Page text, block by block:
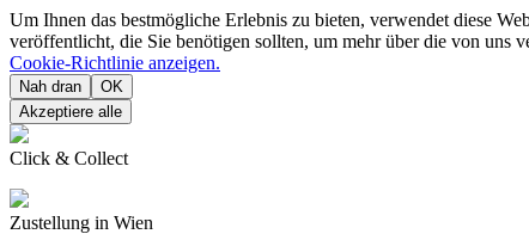
Um Ihnen das bestmögliche Erlebnis zu bieten, verwendet diese
veröffentlicht, die Sie benötigen sollten, um mehr über die von uns
Cookie-Richtlinie anzeigen.
Nah dran
OK
Akzeptiere alle
Click & Collect
Zustellung in Wien